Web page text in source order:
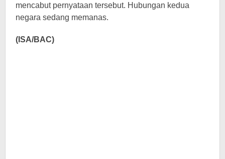
mencabut pernyataan tersebut. Hubungan kedua
negara sedang memanas.
(ISA/BAC)